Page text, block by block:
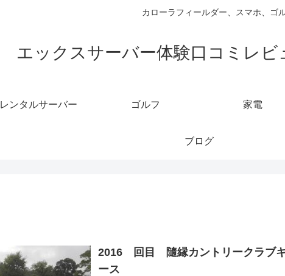
カローラフィールダー、スマホ、ゴ
エックスサーバー体験口コミレ
レンタルサーバー ゴルフ 家電
ブログ
2016 回目 隨縁カントリークラブ
ース